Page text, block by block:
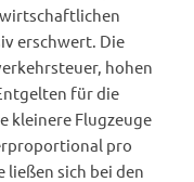
erschwert. Die
hohen
für die
kleinere Flugzeuge
pro
ließen sich bei den